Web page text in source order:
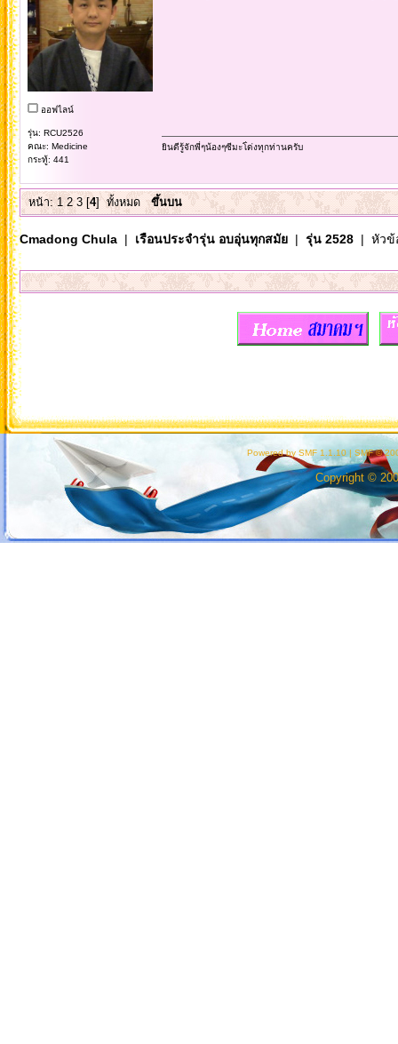
ออฟไลน์
รุ่น: RCU2526
คณะ: Medicine
กระทู้: 441
ยินดีรู้จักพี่ๆน้องๆซีมะโ่ด่งทุกท่านครับ
หน้า:1 2 3[4]ทั้งหมด ขึ้นบน
Cmadong Chula| เรือนประจำรุ่น อบอุ่นทุกสมัย| รุ่น 2528| หัวข้
Powered by SMF 1.1.10 | SMF ©
Copyright ©